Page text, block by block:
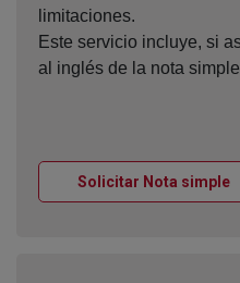
limitaciones.
Este servicio incluye, si
al inglés de la nota
Solicitar Nota simple